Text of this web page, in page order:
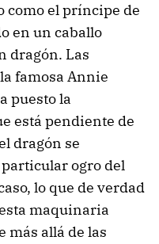
como el príncipe de
en un caballo
dragón. Las
famosa Annie
puesto la
está pendiente de
dragón se
ogro del
lo que de verdad
maquinaria
más allá de las